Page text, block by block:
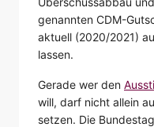
genannten CDM-
aktuell (2020/2021)
lassen.
Gerade wer den
will, darf nicht allein
setzen. Die